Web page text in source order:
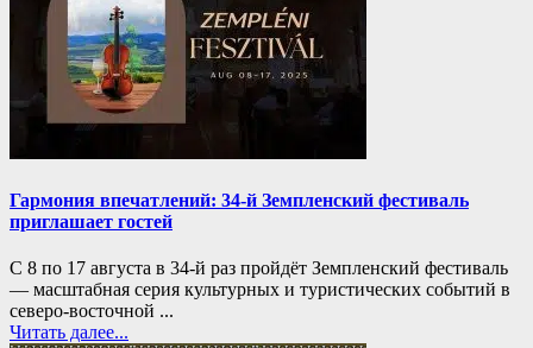
Гармония впечатлений: 34-й Земпленский фестиваль
приглашает гостей
С 8 по 17 августа в 34-й раз пройдёт Земпленский фестиваль
— масштабная серия культурных и туристических событий в
северо-восточной ...
Читать далее...